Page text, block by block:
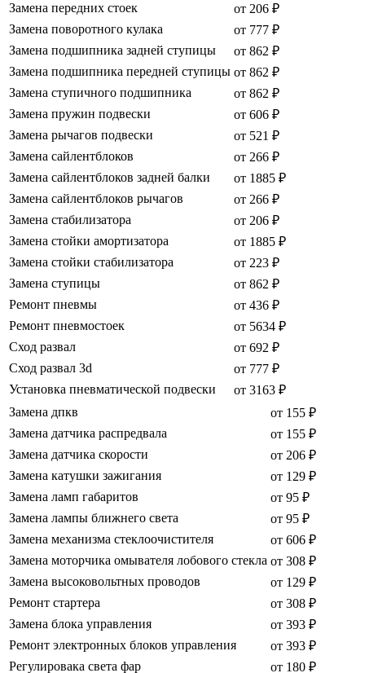
Замена передних стоек
от 206 ₽
Замена поворотного кулака
от 777 ₽
Замена подшипника задней ступицы
от 862 ₽
Замена подшипника передней ступицы от 862 ₽
Замена ступичного подшипника
от 862 ₽
Замена пружин подвески
от 606 ₽
Замена рычагов подвески
от 521 ₽
Замена сайлентблоков
от 266 ₽
Замена сайлентблоков задней балки
от 1885 ₽
Замена сайлентблоков рычагов
от 266 ₽
Замена стабилизатора
от 206 ₽
Замена стойки амортизатора
от 1885 ₽
Замена стойки стабилизатора
от 223 ₽
Замена ступицы
от 862 ₽
Ремонт пневмы
от 436 ₽
Ремонт пневмостоек
от 5634 ₽
Сход развал
от 692 ₽
Сход развал 3d
от 777 ₽
Установка пневматической подвески
от 3163 ₽
Замена дпкв
от 155 ₽
Замена датчика распредвала
от 155 ₽
Замена датчика скорости
от 206 ₽
Замена катушки зажигания
от 129 ₽
Замена ламп габаритов
от 95 ₽
Замена лампы ближнего света
от 95 ₽
Замена механизма стеклоочистителя
от 606 ₽
Замена моторчика омывателя лобового стекла от 308 ₽
Замена высоковольтных проводов
от 129 ₽
Ремонт стартера
от 308 ₽
Замена блока управления
от 393 ₽
Ремонт электронных блоков управления
от 393 ₽
Регулировака света фар
от 180 ₽